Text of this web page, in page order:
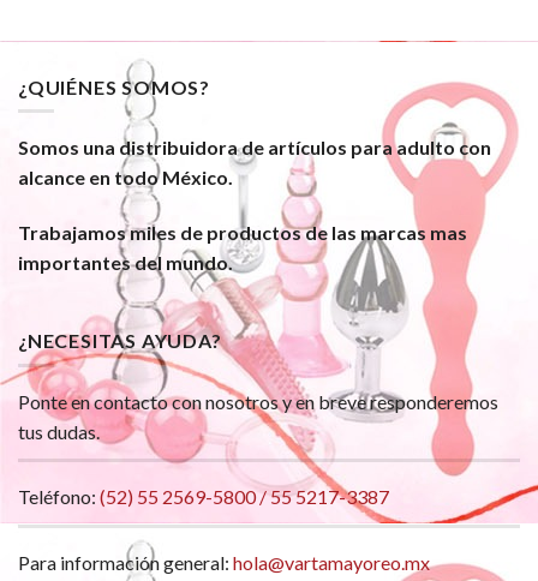
¿QUIÉNES SOMOS?
Somos una distribuidora de artículos para adulto con
alcance en todo México.
Trabajamos miles de productos de las marcas mas
importantes del mundo.
¿NECESITAS AYUDA?
Ponte en contacto con nosotros y en breve responderemos
tus dudas.
Teléfono: (52) 55 2569-5800 / 55 5217-3387
Para información general: hola@vartamayoreo.mx